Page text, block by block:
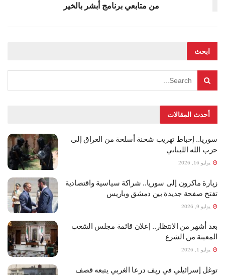
من متابعي برنامج أبشر بالخير
ابحث
أحدث المقالات
سوريا.. إحباط تهريب شحنة أسلحة من العراق إلى
حزب الله اللبناني
يوليو 16, 2026
زيارة ماكرون إلى سوريا.. شراكة سياسية واقتصادية
تفتح صفحة جديدة بين دمشق وباريس
يوليو 9, 2026
بعد أشهر من الانتظار.. إعلان قائمة مجلس الشعب
المعينة من الشرع
يوليو 1, 2026
توغل إسرائيلي في ريف درعا الغربي يتبعه قصف